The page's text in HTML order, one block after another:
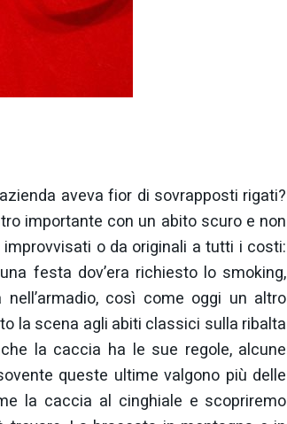
aveva fior di sovrapposti rigati?
importante con un abito scuro e non
o da originali a tutti i costi:
festa dov’era richiesto lo smoking,
così come oggi un altro
la scena agli abiti classici sulla ribalta
la caccia ha le sue regole, alcune
queste ultime valgono più delle
la caccia al cinghiale e scopriremo